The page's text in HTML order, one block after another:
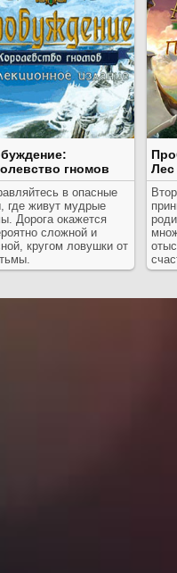
гномов
в опасные
где живут мудрые
Дорога окажется
сложной и
кругом ловушки от
Лес